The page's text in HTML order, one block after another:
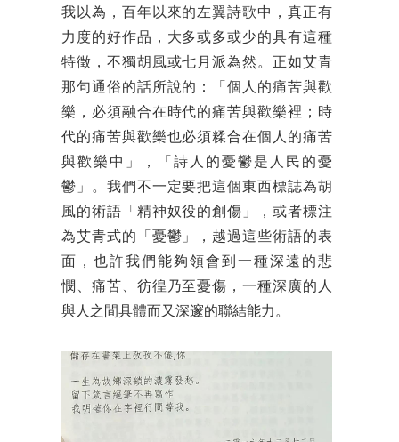
我以為，百年以來的左翼詩歌中，真正有
力度的好作品，大多或多或少的具有這種
特徵，不獨胡風或七月派為然。正如艾青
那句通俗的話所說的：「個人的痛苦與歡
樂，必須融合在時代的痛苦與歡樂裡；時
代的痛苦與歡樂也必須糅合在個人的痛苦
與歡樂中」，「詩人的憂鬱是人民的憂
鬱」。我們不一定要把這個東西標誌為胡
風的術語「精神奴役的創傷」，或者標注
為艾青式的「憂鬱」，越過這些術語的表
面，也許我們能夠領會到一種深遠的悲
憫、痛苦、彷徨乃至憂傷，一種深廣的人
與人之間具體而又深邃的聯結能力。